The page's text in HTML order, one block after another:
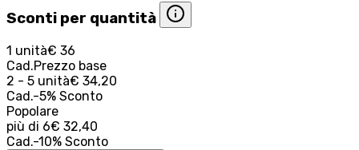
Sconti per quantità
1 unità€ 36
Cad.Prezzo base
2 - 5 unità€ 34,20
Cad.-5% Sconto
Popolare
più di 6€ 32,40
Cad.-10% Sconto